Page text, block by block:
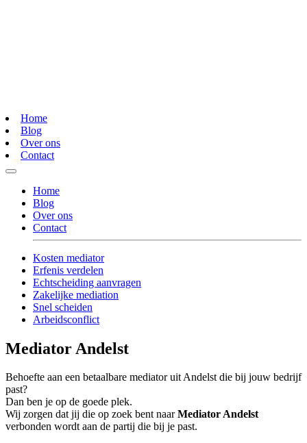
Home
Blog
Over ons
Contact
Home
Blog
Over ons
Contact
Kosten mediator
Erfenis verdelen
Echtscheiding aanvragen
Zakelijke mediation
Snel scheiden
Arbeidsconflict
Mediator Andelst
Behoefte aan een betaalbare mediator uit Andelst die bij jouw bedrijf
past?
Dan ben je op de goede plek.
Wij zorgen dat jij die op zoek bent naarMediator Andelst
verbonden wordt aan de partij die bij je past.